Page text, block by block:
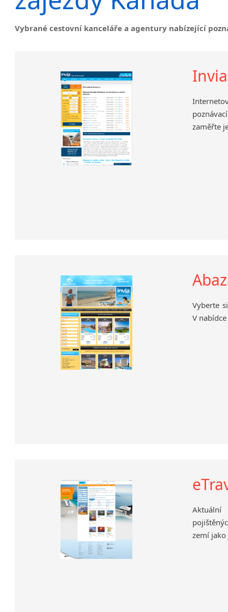
Nepřímá řeč
Vybrané cestovní kanceláře a agentury nabízející
zaměřte
Vyberte
V
Aktuální
zemí jako